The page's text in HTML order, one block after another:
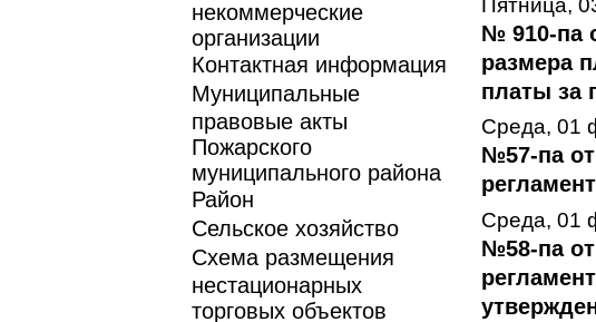
некоммерческие
организации
Контактная информация
Муниципальные
правовые акты
Пожарского
муниципального района
Район
Сельское хозяйство
Схема размещения
нестационарных
торговых объектов
Пятница,
№ 910-па
размера
платы за
Среда, 01
№57-па от
Среда, 01
№58-па от